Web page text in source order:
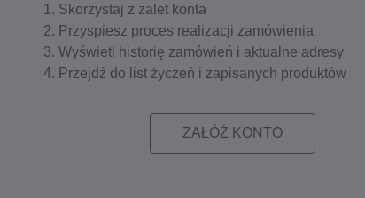
Skorzystaj z zalet konta
Przyspiesz proces realizacji zamówienia
Wyświetl historię zamówień i aktualne adresy
Przejdź do list życzeń i zapisanych produktów
ZAŁÓŻ KONTO